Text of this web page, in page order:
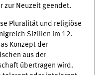
zur Neuzeit geendet.
Pluralität und religiöse
Sizilien im 12.
Konzept der
aus der
übertragen wird.